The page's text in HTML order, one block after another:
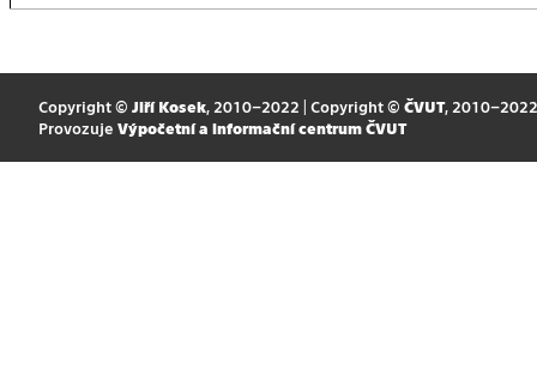
Copyright © Jiří Kosek, 2010–2022 | Copyright © ČVUT, 2010–2022
Provozuje Výpočetní a informační centrum ČVUT